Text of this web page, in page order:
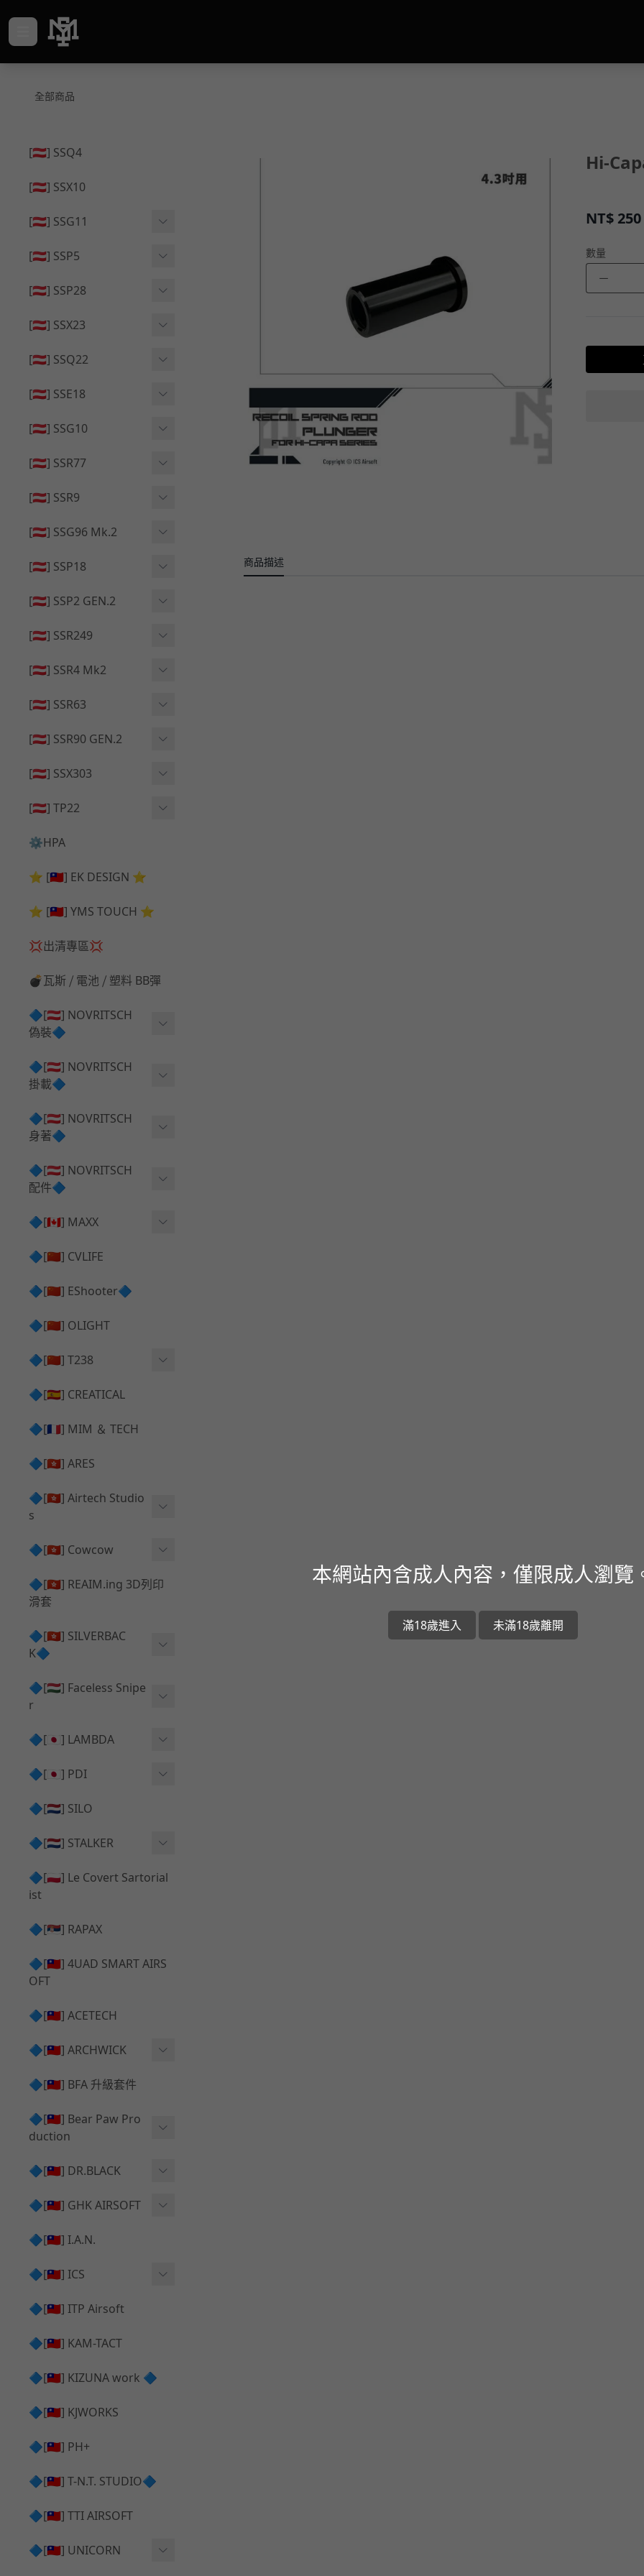
全部商品
[🇦🇹] SSQ4
[🇦🇹] SSX10
[🇦🇹] SSG11
🔄 原廠 ⧸ 零件
[🇦🇹] SSP5
🔄 原廠 ⧸ 零件
[🇦🇹] SSP28
🔄 原廠 ⧸ 零件
[🇦🇹] SSX23
🟦 主體 ⧸ 彈匣
[🇦🇹] SSQ22
🟦 主體 ⧸ 彈匣
[🇦🇹] SSE18
👁️‍🗨️ 外觀 ⧸ 色彩
[🇦🇹] SSG10
🟦 主體 ⧸ 彈匣
[🇦🇹] SSR77
🟦 主體 ⧸ 彈匣
[🇦🇹] SSR9
👁️‍🗨️ 外觀 ⧸ 色彩
[🇦🇹] SSG96 Mk.2
🆙 升級 ⧸ 部件
[🇦🇹] SSP18
👁️‍🗨️ 外觀 ⧸ 色彩
[🇦🇹] SSP2 GEN.2
🔄 原廠 ⧸ 零件
[🇦🇹] SSR249
🟦 主體 ⧸ 彈匣
[🇦🇹] SSR4 Mk2
🟦 主體 ⧸ 彈匣
[🇦🇹] SSR63
🆙 升級 ⧸ 部件
[🇦🇹] SSR90 GEN.2
🆙 升級 ⧸ 部件
[🇦🇹] SSX303
🔄 原廠 ⧸ 零件
🆙 升級 ⧸ 部件
[🇦🇹] TP22
🔄 原廠 ⧸ 零件
🆙 升級 ⧸ 部件
⚙️HPA
⭐ [🇹🇼] EK DESIGN ⭐
⭐ [🇹🇼] YMS TOUCH ⭐
💢出清專區💢
💣瓦斯 ⧸ 電池 ⧸ 塑料 BB彈
🔷[🇦🇹] NOVRITSCH
偽裝🔷
上衣夾克 ⧸ Jacket
兜帽 ⧸ Hood
手持 裝備 ⧸ 偽裝
披肩 ⧸ Shoulder Piece
onie
🔷[🇦🇹] NOVRITSCH
掛載🔷
AR ⧸ DMR 彈匣用
SMG ⧸ SSR90 彈匣用
腰包 ⧸ 萬用包
HPA 氣瓶袋 ⧸ 水袋包
手槍 彈匣用
🔷[🇦🇹] NOVRITSCH
身著🔷
闊邊帽 ⧸ Boonie Hat
戰術背心+前掛 ⧸ Plate Car
rier+Flap
tlebelt
護目鏡 ⧸ 除霧器
腰帶 ⧸ 腿掛
🔷[🇦🇹] NOVRITSCH
配件🔷
✅ 快拔槍套 ⧸ 槍背帶
✅ 槍架 ⧸ 訓練靶具 ⧸ 工具
🔷[🇨🇦] MAXX
AEG 活塞頭 ⧸ AEG Piston
HOP座 ⧸ HOP-UP
競速扳機 ⧸ Speed Trigger
彈匣釋放鈕 ⧸ Mag Releas
推嘴 ⧸ Nozzle
🔷[🇨🇳] CVLIFE
🔷[🇨🇳] EShooter🔷
🔷[🇨🇳] OLIGHT
🔷[🇨🇳] T238
電子扳機
發光器
🔷[🇪🇸] CREATICAL
🔷[🇫🇷] MIM ＆ TECH
🔷[🇭🇰] ARES
🔷[🇭🇰] Airtech Studio
s
VFC
G＆G
Krytac
KWA
Tokyo Marui
PROWIN
MAXX
SILVERBACK SRS
🔷[🇭🇰] Cowcow
TM Glock 系列
Action Army AAP01 系列
UMAREX VFC 系列
KWA⧸KSC系列
🔷[🇭🇰] REAIM.ing 3D列印
滑套
🔷[🇭🇰] SILVERBAC
K🔷
SRS ⧸ HTI 🟦 主體 ⧸ 彈匣
✅ 碳纖管 ⧸ 彈簧
TAC-41 👁️‍🗨️ 外觀 ⧸ 色彩
MDR-X 🟦 主體 ⧸ 彈匣
✅ 通用 ⧸ 精品
MDR-X 🔄 原廠 ⧸ 零件
TAC-41 🔄 原廠 ⧸ 零件
🔷[🇭🇺] Faceless Snipe
r
Mk23 ⧸ SSX23
SRS ⧸ HTI ⧸ TAC-41
🔷[🇯🇵] LAMBDA
Lambda 05 GBB 精密內管
Lambda 03 AEG 精密內管
Lambda 05 AEG 精密內管
🔷[🇯🇵] PDI
01 精密內管
05 精密內管
08 精密內管
🔷[🇳🇱] SILO
🔷[🇳🇱] STALKER
Action Army AAP01 升級
套件
HOP膠皮 ⧸ 下壓塊
件
[夢神⧸Morpheus] 不鏽鋼
內管
套件
[夢神⧸Morpheus] 碳鋼 內
管
🔷[🇵🇱] Le Covert Sartorial
ist
🔷[🇷🇸] RAPAX
🔷[🇹🇼] 4UAD SMART AIRS
OFT
🔷[🇹🇼] ACETECH
🔷[🇹🇼] ARCHWICK
衝鋒套件 Convertion Kit
MWS 升級組件
B＆T APC9 系列產品
B＆T SPR300系列產品
HOP膠皮
🔷[🇹🇼] BFA 升級套件
🔷[🇹🇼] Bear Paw Pro
duction
T-5000
🔷[🇹🇼] DR.BLACK
Hi-capa 彈匣外觀
維護保養
Hi-capa 上半外觀
Hi-capa 內部升級
🔷[🇹🇼] GHK AIRSOFT
AR ⧸ M4 GBB 原廠零件
AKM V3 主體 ＆ 原廠零件
G5 原廠零件
G17 GEN.3 原廠零件
AR ⧸ M4 GBB 升級套件
🔷[🇹🇼] I.A.N.
🔷[🇹🇼] ICS
Hi-Capa 維修零件
ICS 成槍
🔷[🇹🇼] ITP Airsoft
🔷[🇹🇼] KAM-TACT
🔷[🇹🇼] KIZUNA work 🔷
🔷[🇹🇼] KJWORKS
🔷[🇹🇼] PH+
🔷[🇹🇼] T-N.T. STUDIO🔷
🔷[🇹🇼] TTI AIRSOFT
🔷[🇹🇼] UNICORN
Hi-
NT$ 250
數量
－
商品描述
本網站內含成人內容，僅限成人瀏覽
滿18歲進入 未滿18歲離開